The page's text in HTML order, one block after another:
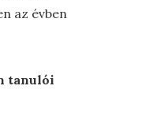
az évben
tanulói